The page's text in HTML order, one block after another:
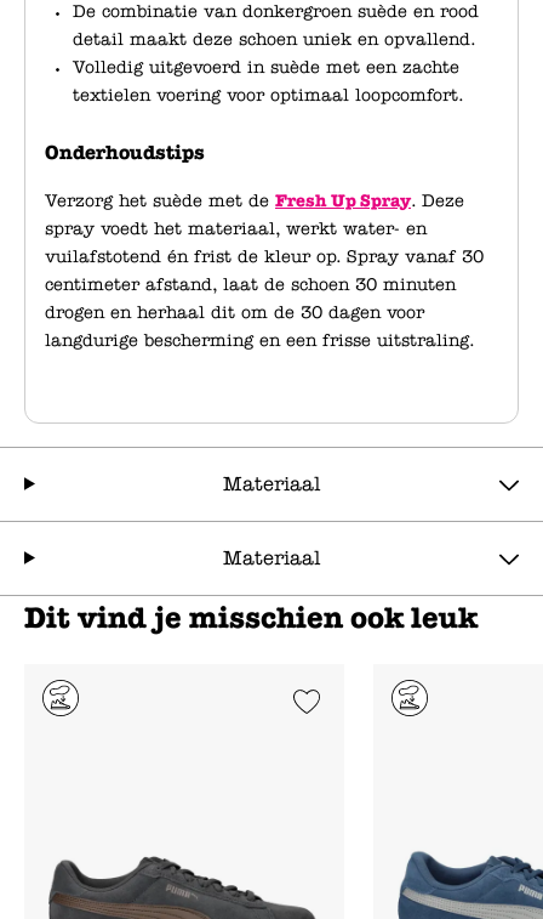
De combinatie van donkergroen suède en rood
detail maakt deze schoen uniek en opvallend.
Volledig uitgevoerd in suède met een zachte
textielen voering voor optimaal loopcomfort.
Onderhoudstips
Verzorg het suède met de Fresh Up Spray. Deze
spray voedt het materiaal, werkt water- en
vuilafstotend én frist de kleur op. Spray vanaf 30
centimeter afstand, laat de schoen 30 minuten
drogen en herhaal dit om de 30 dagen voor
langdurige bescherming en een frisse uitstraling.
Materiaal
Materiaal
Dit vind je misschien ook leuk
Add to Wishlist